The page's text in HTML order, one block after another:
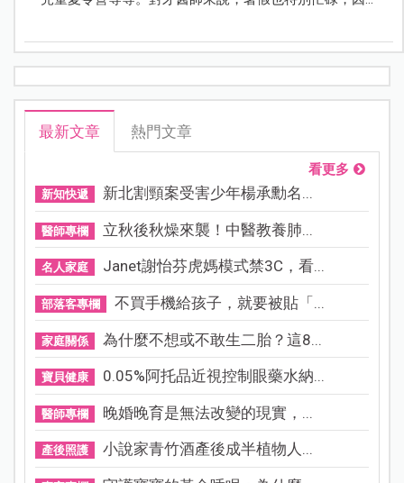
最新文章 熱門文章
看更多
新知快遞 新北割頸案受害少年楊承勳名...
醫師專欄 立秋後秋燥來襲！中醫教養肺...
名人家庭 Janet謝怡芬虎媽模式禁3C，看...
部落客專欄 不買手機給孩子，就要被貼「...
家庭關係 為什麼不想或不敢生二胎？這8...
寶貝健康 0.05%阿托品近視控制眼藥水納...
醫師專欄 晚婚晚育是無法改變的現實，...
產後照護 小說家青竹酒產後成半植物人...